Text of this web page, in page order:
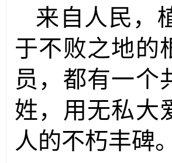
来自人民，
于不败之地的
员，都有一个
姓，用无私大
人的不朽丰碑。